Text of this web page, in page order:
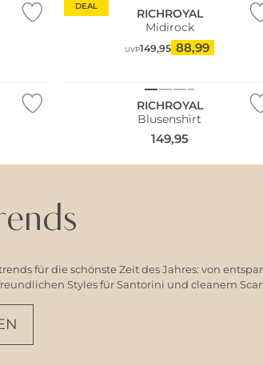
DEAL
RICHROYAL
Midirock
UVP149,95 88,99
RICHROYAL
Blusenshirt
149,95
für die schönste Zeit des Jahres: von
Styles für Santorini und cleanem